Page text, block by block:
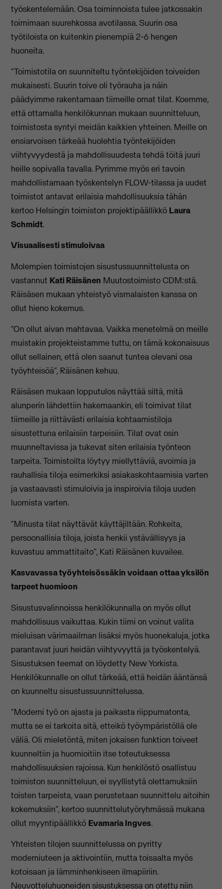
työskentelemään. Osa toiminnoista tulee jatkossakin
toimimaan suurehkossa avotilassa. Suurin osa
työtiloista on kuitenkin pienempiä 2-6 hengen
huoneita.
“Toimistotila on suunniteltu työntekijöiden toiveiden
mukaisesti. Suurin toive oli työrauha ja näin
päädyimme rakentamaan tiimeille omat tilat. Koemme,
että ottamalla henkilökunnan mukaan suunnitteluun,
toimistosta syntyi meidän kaikkien yhteinen. Meille on
ensiarvoisen tärkeää huolehtia työntekijöiden
viihtyvyydestä ja mahdollisuudesta tehdä töitä juuri
heille sopivalla tavalla. Pyrimme myös eri tavoin
mahdollistamaan työskentelyn FLOW-tilassa ja uudet
toimistot antavat erilaisia mahdollisuuksia tähän
kertoo Helsingin toimiston projektipäällikkö Laura
Schmidt.
Visuaalisesti stimuloivaa
Molempien toimistojen sisustussuunnittelusta on
vastannut Kati Räisänen Muutostoimisto CDM:stä.
Räisäsen mukaan yhteistyö vismalaisten kanssa on
ollut hieno kokemus.
“On ollut aivan mahtavaa. Vaikka menetelmä on meille
muistakin projekteistamme tuttu, on tämä kokonaisuus
ollut sellainen, että olen saanut tuntea olevani osa
työyhteisöä”, Räisänen kehuu.
Räisäsen mukaan lopputulos näyttää siltä, mitä
alunperin lähdettiin hakemaankin, eli toimivat tilat
tiimeille ja riittävästi erilaisia kohtaamistiloja
sisustettuna erilaisiin tarpeisiin. Tilat ovat osin
muunneltavissa ja tukevat siten erilaisia työnteon
tarpeita. Toimistoilta löytyy miellyttäviä, avoimia ja
rauhallisia tiloja esimerkiksi asiakaskohtaamisia varten
ja vastaavasti stimuloivia ja inspiroivia tiloja uuden
luomista varten.
“Minusta tilat näyttävät käyttäjiltään. Rohkeita,
persoonallisia tiloja, joista henkii ystävällisyys ja
kuvastuu ammattitaito”, Kati Räisänen kuvailee.
Kasvavassa työyhteisössäkin voidaan ottaa yksilön
tarpeet huomioon
Sisustusvalinnoissa henkilökunnalla on myös ollut
mahdollisuus vaikuttaa. Kukin tiimi on voinut valita
mieluisan värimaailman lisäksi myös huonekaluja, jotka
parantavat juuri heidän viihtyvyyttä ja työskentelyä.
Sisustuksen teemat on löydetty New Yorkista.
Henkilökunnalle on ollut tärkeää, että heidän ääntänsä
on kuunneltu sisustussuunnittelussa.
“Moderni työ on ajasta ja paikasta riippumatonta,
mutta se ei tarkoita sitä, etteikö työympäristöllä ole
väliä. Oli mieletöntä, miten jokaisen funktion toiveet
kuunneltiin ja huomioitiin itse toteutuksessa
mahdollisuuksien rajoissa. Kun henkilöstö osallistuu
toimiston suunnitteluun, ei syyllistytä olettamuksiin
toisten tarpeista, vaan perustetaan suunnittelu aitoihin
kokemuksiin”, kertoo suunnittelutyöryhmässä mukana
ollut myyntipäällikkö Evamaria Ingves.
Yhteisten tilojen suunnittelussa on pyritty
moderniuteen ja aktivointiin, mutta toisaalta myös
kotoisaan ja lämminhenkiseen ilmapiiriin.
Neuvotteluhuoneiden sisustuksessa on otettu niin